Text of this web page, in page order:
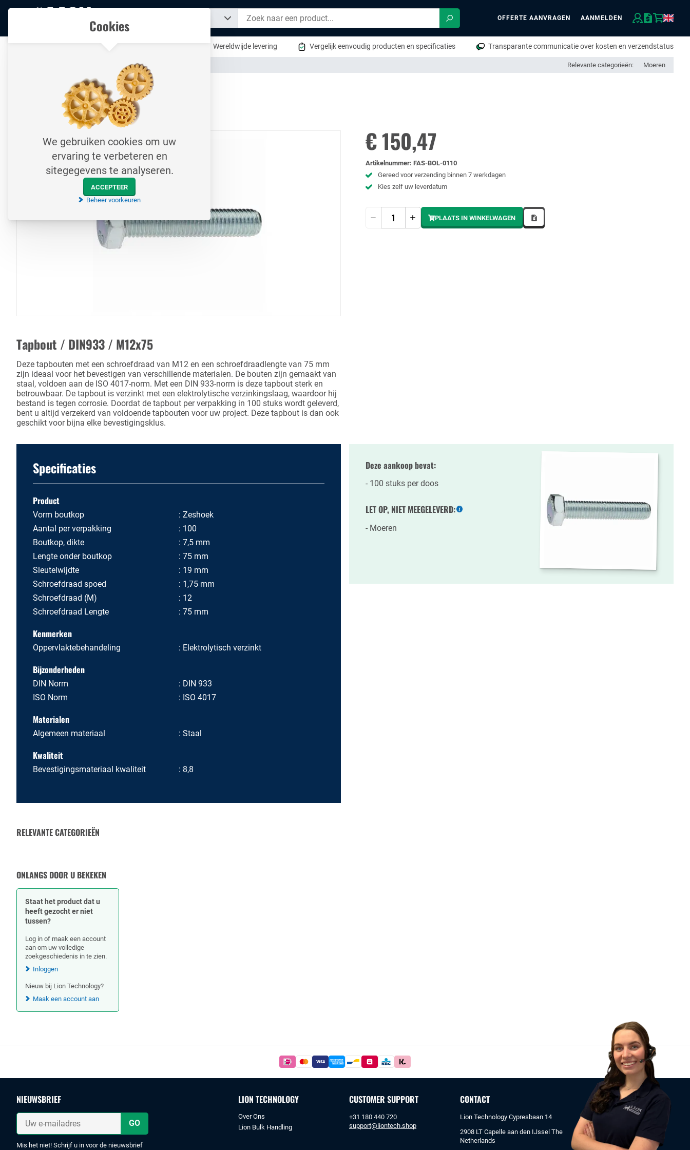
homepage
OFFERTE AANVRAGEN AANMELDEN
Al uw technische producten op één handige plek Wereldwijde levering Vergelijk eenvoudig producten en specificaties Transparante communicatie over kosten en verzendstatus
Bevestigingsmateriaal Bouten Relevante categorieën: Moeren
Tapbout / DIN933 / M12x75
8.8 / Elektrolytisch verzinkt
€ 150,47
Artikelnummer: FAS-BOL-0110
Gereed voor verzending binnen 7 werkdagen
Kies zelf uw leverdatum
PLAATS IN WINKELWAGEN
Tapbout / DIN933 / M12x75
Deze tapbouten met een schroefdraad van M12 en een schroefdraadlengte van 75 mm
zijn ideaal voor het bevestigen van verschillende materialen. De bouten zijn gemaakt van
staal, voldoen aan de ISO 4017-norm. Met een DIN 933-norm is deze tapbout sterk en
betrouwbaar. De tapbout is verzinkt met een elektrolytische verzinkingslaag, waardoor hij
bestand is tegen corrosie. Doordat de tapbout per verpakking in 100 stuks wordt geleverd,
bent u altijd verzekerd van voldoende tapbouten voor uw project. Deze tapbout is dan ook
geschikt voor bijna elke bevestigingsklus.
Specificaties
Product
Vorm boutkop
Zeshoek
Aantal per verpakking
100
Boutkop, dikte
7,5 mm
Lengte onder boutkop
75 mm
Sleutelwijdte
19 mm
Schroefdraad spoed
1,75 mm
Schroefdraad (M)
12
Schroefdraad Lengte
75 mm
Kenmerken
Oppervlaktebehandeling Elektrolytisch verzinkt
Bijzonderheden
DIN Norm
DIN 933
ISO Norm
ISO 4017
Materialen
Algemeen materiaal Staal
Kwaliteit
Bevestigingsmateriaal kwaliteit 8,8
Deze aankoop bevat:
100 stuks per doos
LET OP, NIET MEEGELEVERD:
Moeren
RELEVANTE CATEGORIEËN
ONLANGS DOOR U BEKEKEN
Staat het product dat u
heeft gezocht er niet
tussen?
Log in of maak een account
aan om uw volledige
zoekgeschiedenis in te zien.
Inloggen
Nieuw bij Lion Technology?
Maak een account aan
Betaal
veilig
met
iDeal
of
NIEUWSBRIEF
Uw
mailadres
Mis het niet! Schrijf u in voor de nieuwsbrief
LION TECHNOLOGY
Over Ons
Lion Bulk Handling
CUSTOMER SUPPORT
+31 180 440 720
support@liontech.shop
CONTACT
Lion Technology Cypresbaan 14
2908 LT Capelle aan den IJssel The
Netherlands
Cookies
We gebruiken cookies om uw
ervaring te verbeteren en
sitegegevens te analyseren.
ACCEPTEER
Beheer voorkeuren